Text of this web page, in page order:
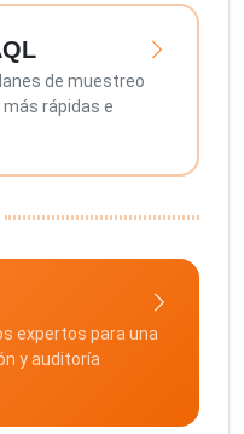
de muestreo
rápidas e
expertos para una
y auditoría